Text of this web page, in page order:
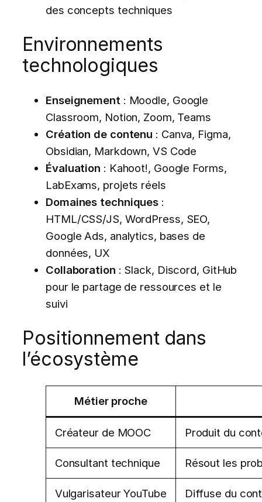
des concepts techniques
Environnements
technologiques
Enseignement : Moodle, Google
Classroom, Notion, Zoom, Teams
Création de contenu : Canva, Figma,
Obsidian, Markdown, VS Code
Évaluation : Kahoot!, Google Forms,
LabExams, projets réels
Domaines techniques :
HTML/CSS/JS, WordPress, SEO,
Google Ads, analytics, bases de
données, UX
Collaboration : Slack, Discord, GitHub
pour le partage de ressources et le
suivi
Positionnement dans
l’écosystème
Métier proche
Créateur de MOOC Produit du
Consultant technique Résout les
Vulgarisateur YouTube Diffuse du